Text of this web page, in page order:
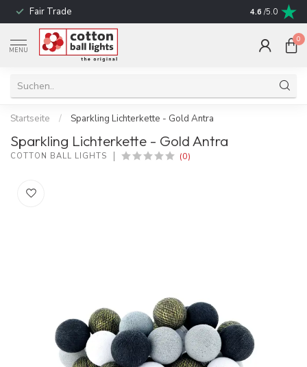
Fair Trade schnelle
4.6 /5.0
MENU
0
Startseite / Sparkling Lichterkette - Gold Antra
Sparkling Lichterkette - Gold Antra
COTTON BALL LIGHTS (0)